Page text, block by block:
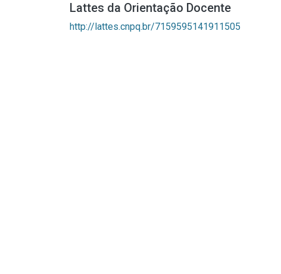
Lattes da Orientação Docente
http://lattes.cnpq.br/7159595141911505